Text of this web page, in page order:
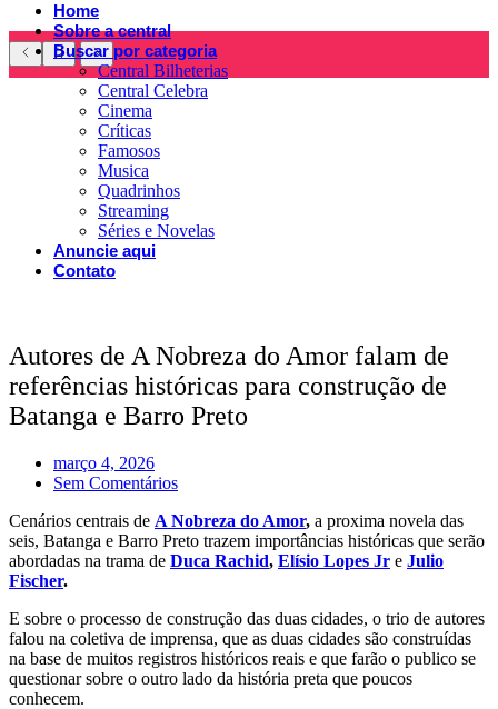
Home
Sobre a central
Buscar por categoria
Central Bilheterias
Central Celebra
Cinema
Críticas
Famosos
Musica
Quadrinhos
Streaming
Séries e Novelas
Anuncie aqui
Contato
Autores de A Nobreza do Amor falam de
referências históricas para construção de
Batanga e Barro Preto
março 4, 2026
Sem Comentários
Cenários centrais de A Nobreza do Amor, a proxima novela das
seis, Batanga e Barro Preto trazem importâncias históricas que serão
abordadas na trama de Duca Rachid, Elísio Lopes Jr e Julio
Fischer.
E sobre o processo de construção das duas cidades, o trio de autores
falou na coletiva de imprensa, que as duas cidades são construídas
na base de muitos registros históricos reais e que farão o publico se
questionar sobre o outro lado da história preta que poucos
conhecem.